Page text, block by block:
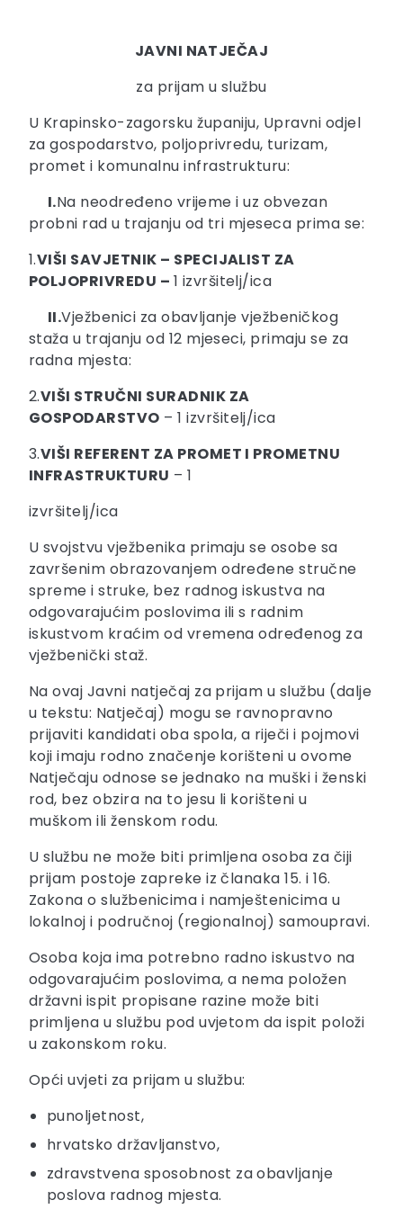
JAVNI NATJEČAJ
za prijam u službu
U Krapinsko-zagorsku županiju, Upravni odjel
za gospodarstvo, poljoprivredu, turizam,
promet i komunalnu infrastrukturu:
I.Na neodređeno vrijeme i uz obvezan
probni rad u trajanju od tri mjeseca prima se:
1.VIŠI SAVJETNIK – SPECIJALIST ZA
POLJOPRIVREDU – 1 izvršitelj/ica
II.Vježbenici za obavljanje vježbeničkog
staža u trajanju od 12 mjeseci, primaju se za
radna mjesta:
2.VIŠI STRUČNI SURADNIK ZA
GOSPODARSTVO – 1 izvršitelj/ica
3.VIŠI REFERENT ZA PROMET I PROMETNU
INFRASTRUKTURU – 1
izvršitelj/ica
U svojstvu vježbenika primaju se osobe sa
završenim obrazovanjem određene stručne
spreme i struke, bez radnog iskustva na
odgovarajućim poslovima ili s radnim
iskustvom kraćim od vremena određenog za
vježbenički staž.
Na ovaj Javni natječaj za prijam u službu (dalje
u tekstu: Natječaj) mogu se ravnopravno
prijaviti kandidati oba spola, a riječi i pojmovi
koji imaju rodno značenje korišteni u ovome
Natječaju odnose se jednako na muški i ženski
rod, bez obzira na to jesu li korišteni u
muškom ili ženskom rodu.
U službu ne može biti primljena osoba za čiji
prijam postoje zapreke iz članaka 15. i 16.
Zakona o službenicima i namještenicima u
lokalnoj i područnoj (regionalnoj) samoupravi.
Osoba koja ima potrebno radno iskustvo na
odgovarajućim poslovima, a nema položen
državni ispit propisane razine može biti
primljena u službu pod uvjetom da ispit položi
u zakonskom roku.
Opći uvjeti za prijam u službu:
punoljetnost,
hrvatsko državljanstvo,
zdravstvena sposobnost za obavljanje
poslova radnog mjesta.